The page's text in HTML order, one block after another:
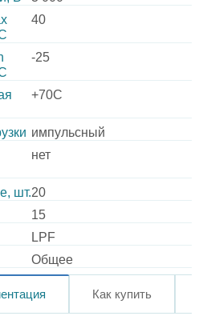
40
-25
+70C
импульсный
нет
шт.20
15
LPF
Общее
Как купить